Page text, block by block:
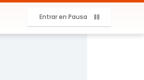
Entrar en Pausa